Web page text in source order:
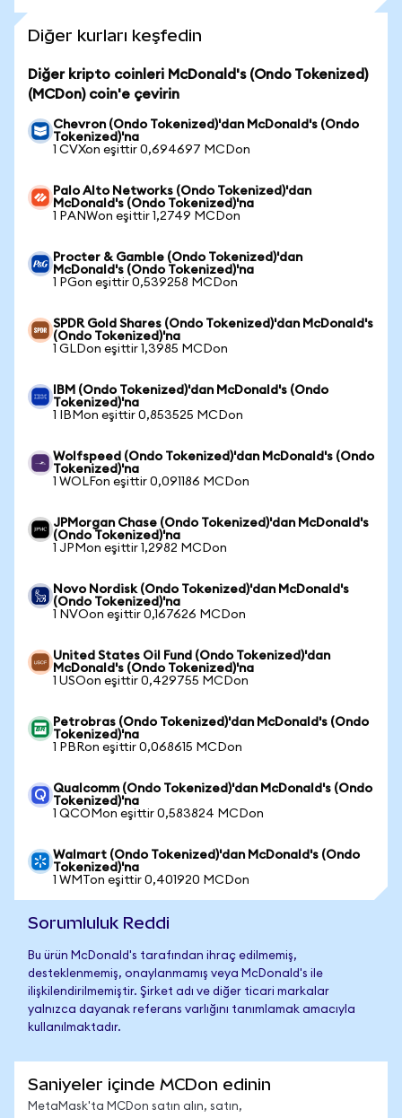
Diğer kurları keşfedin
Diğer kripto coinleri McDonald's (Ondo Tokenized)
(MCDon) coin'e çevirin
Chevron (Ondo Tokenized)'dan McDonald's (Ondo
Tokenized)'na
1 CVXon eşittir 0,694697 MCDon
Palo Alto Networks (Ondo Tokenized)'dan
McDonald's (Ondo Tokenized)'na
1 PANWon eşittir 1,2749 MCDon
Procter & Gamble (Ondo Tokenized)'dan
McDonald's (Ondo Tokenized)'na
1 PGon eşittir 0,539258 MCDon
SPDR Gold Shares (Ondo Tokenized)'dan McDonald's
(Ondo Tokenized)'na
1 GLDon eşittir 1,3985 MCDon
IBM (Ondo Tokenized)'dan McDonald's (Ondo
Tokenized)'na
1 IBMon eşittir 0,853525 MCDon
Wolfspeed (Ondo Tokenized)'dan McDonald's (Ondo
Tokenized)'na
1 WOLFon eşittir 0,091186 MCDon
JPMorgan Chase (Ondo Tokenized)'dan McDonald's
(Ondo Tokenized)'na
1 JPMon eşittir 1,2982 MCDon
Novo Nordisk (Ondo Tokenized)'dan McDonald's
(Ondo Tokenized)'na
1 NVOon eşittir 0,167626 MCDon
United States Oil Fund (Ondo Tokenized)'dan
McDonald's (Ondo Tokenized)'na
1 USOon eşittir 0,429755 MCDon
Petrobras (Ondo Tokenized)'dan McDonald's (Ondo
Tokenized)'na
1 PBRon eşittir 0,068615 MCDon
Qualcomm (Ondo Tokenized)'dan McDonald's (Ondo
Tokenized)'na
1 QCOMon eşittir 0,583824 MCDon
Walmart (Ondo Tokenized)'dan McDonald's (Ondo
Tokenized)'na
1 WMTon eşittir 0,401920 MCDon
Sorumluluk Reddi
Bu ürün McDonald's tarafından ihraç edilmemiş,
desteklenmemiş, onaylanmamış veya McDonald's ile
ilişkilendirilmemiştir. Şirket adı ve diğer ticari markalar
yalnızca dayanak referans varlığını tanımlamak amacıyla
kullanılmaktadır.
Saniyeler içinde MCDon edinin
MetaMask'ta MCDon satın alın, satın,